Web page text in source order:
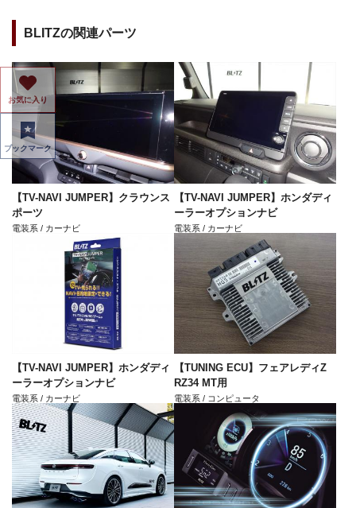
BLITZの関連パーツ
【TV-NAVI JUMPER】クラウンス
ポーツ
電装系 / カーナビ
【TV-NAVI JUMPER】ホンダディ
ーラーオプションナビ
電装系 / カーナビ
【TV-NAVI JUMPER】ホンダディ
ーラーオプションナビ
電装系 / カーナビ
【TUNING ECU】フェアレディZ
RZ34 MT用
電装系 / コンピュータ
お気に入り
ブックマーク